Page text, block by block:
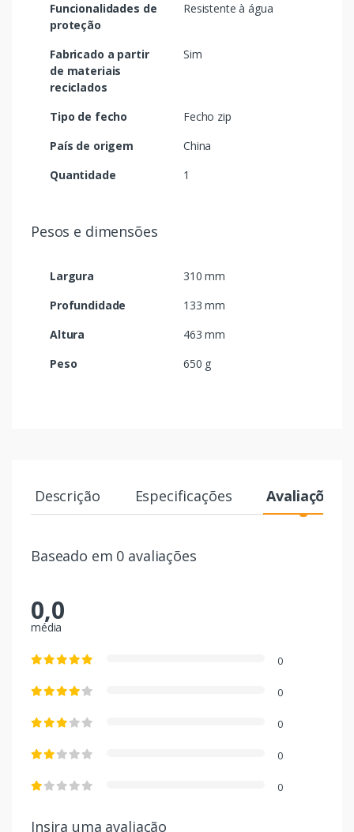
Funcionalidades de
proteção
Resistente à água
Fabricado a partir
de materiais
reciclados
Sim
Tipo de fecho
Fecho zip
País de origem
China
Quantidade
1
Pesos e dimensões
Largura
310 mm
Profundidade
133 mm
Altura
463 mm
Peso
650 g
Descrição Especificações Avaliações
Baseado em 0 avaliações
0,0
média
0
0
0
0
0
Insira uma avaliação